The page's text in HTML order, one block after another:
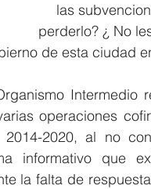
las
perderlo? ¿ No
de esta ciudad
Intermedio
operaciones
2014-2020, al no
informativo que
la falta de